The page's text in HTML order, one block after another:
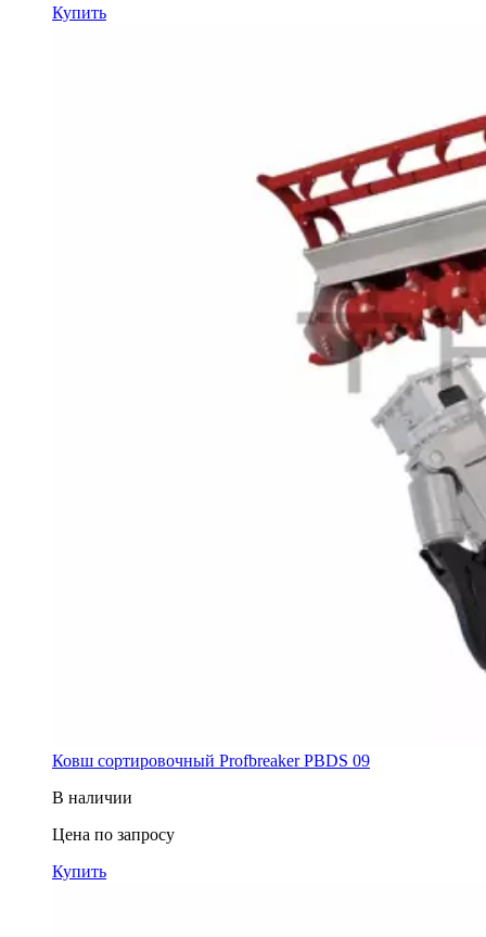
Купить
Ковш cортировочный Profbreaker PBDS 09
В наличии
Цена по запросу
Купить